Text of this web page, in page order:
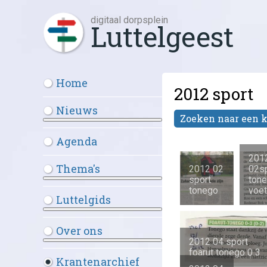
digitaal dorpsplein
Luttelgeest
Home
Nieuws
Meer over: Nieuws
Agenda
Thema's
Meer over: Thema's
Luttelgids
Meer over: Luttelgids
Over ons
Meer over: Over ons
Krantenarchief
2012 sport
Zoeken naar een
2012 02
sport
tonego
2012 04 sport
foarut tonego 0 3